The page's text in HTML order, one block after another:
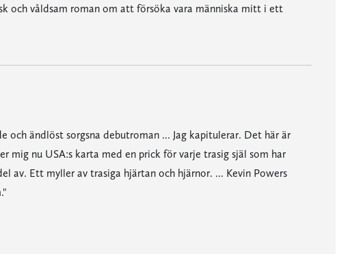
och våldsam roman om att försöka vara människa mitt i ett
och ändlöst sorgsna debutroman ... Jag kapitulerar. Det här är
mig nu USA:s karta med en prick för varje trasig själ som har
av. Ett myller av trasiga hjärtan och hjärnor. ... Kevin Powers